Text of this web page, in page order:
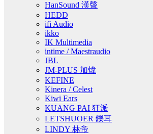
HanSound 漢聲
HEDD
ifi Audio
ikko
IK Multimedia
intime / Maestraudio
JBL
JM-PLUS 加煒
KEFINE
Kinera / Celest
Kiwi Ears
KUANG PAI 狂派
LETSHUOER 鑠耳
LINDY 林帝